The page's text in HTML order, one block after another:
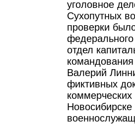
уголовное
Сухопутных
проверки
федерального
отдел
Валерий
фиктивных